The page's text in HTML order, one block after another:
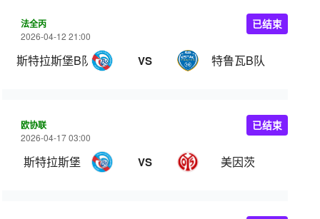
法全丙
2026-04-12 21:00
斯特拉斯堡B队 VS 特鲁瓦B队
已结束
欧协联
2026-04-17 03:00
斯特拉斯堡 VS 美因茨
已结束